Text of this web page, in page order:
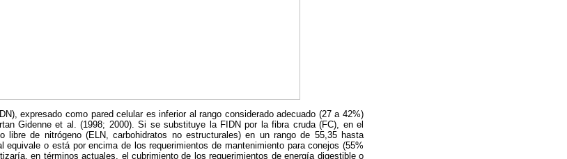
expresado como pared celular es inferior al rango considerado adecuado (27 a 42%)
Gidenne et al. (1998; 2000). Si se substituye la FIDN por la fibra cruda (FC), en el
libre de nitrógeno (ELN, carbohidratos no estructurales) en un rango de 55,35 hasta
o está por encima de los requerimientos de mantenimiento para conejos (55%
en términos actuales, el cubrimiento de los requerimientos de energía digestible o